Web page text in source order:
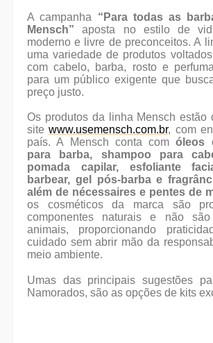
A campanha “Para todas as
Mensch” aposta no estilo de
moderno e livre de preconceitos. A
uma variedade de produtos
com cabelo, barba, rosto e
para um público exigente que
preço justo.
Os produtos da linha Mensch estão
sitewww.usemensch.com.br, com
país. A Mensch conta comóleos
para barba, shampoo para
pomada capilar, esfoliante
barbear, gel pós-barba e
além de nécessaires e pentes de
os cosméticos da marca são
componentes naturais e não
animais, proporcionando
cuidado sem abrir mão da
meio ambiente.
Umas das principais sugestões
Namorados, são as opções de kits